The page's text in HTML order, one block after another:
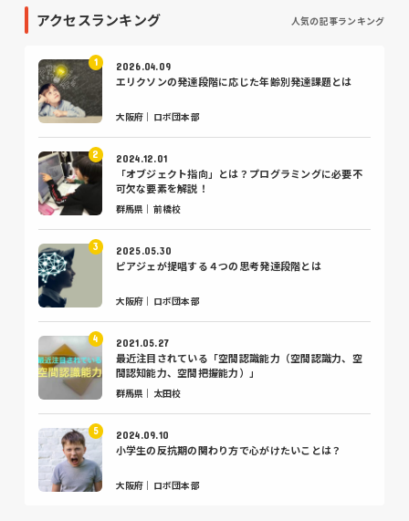
アクセスランキング 人気の記事ランキング
2026.04.09
エリクソンの発達段階に応じた年齢別発達課題とは
大阪府｜ロボ団本部
2024.12.01
「オブジェクト指向」とは？プログラミングに必要不
可欠な要素を解説！
群馬県｜前橋校
2025.05.30
ピアジェが提唱する４つの思考発達段階とは
大阪府｜ロボ団本部
2021.05.27
最近注目されている「空間認識能力（空間認識力、空
間認知能力、空間把握能力）」
群馬県｜太田校
2024.09.10
小学生の反抗期の関わり方で心がけたいことは？
大阪府｜ロボ団本部